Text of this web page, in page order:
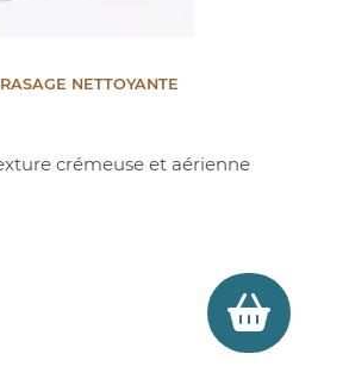
NETTOYANTE
crémeuse et aérienne